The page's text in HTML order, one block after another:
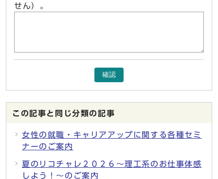
せん）。
確認
この記事と同じ分類の記事
女性の就職・キャリアアップに関する各種セミ
ナーのご案内
夏のリコチャレ２０２６～理工系のお仕事体感
しよう！～のご案内